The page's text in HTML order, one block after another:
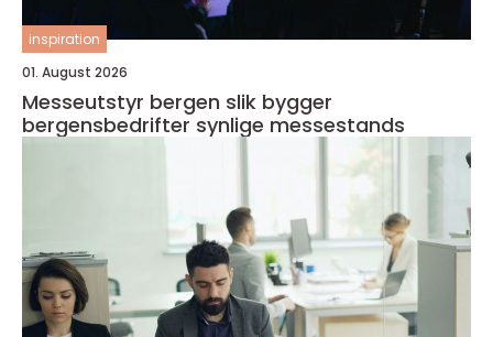
inspiration
01. August 2026
Messeutstyr bergen slik bygger
bergensbedrifter synlige messestands